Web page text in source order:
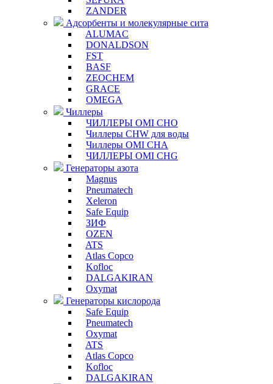
ZANDER
Адсорбенты и молекулярные сита
ALUMAC
DONALDSON
FST
BASF
ZEOCHEM
GRACE
OMEGA
Чиллеры
ЧИЛЛЕРЫ OMI CHO
Чиллеры CHW для воды
Чиллеры OMI CHA
ЧИЛЛЕРЫ OMI CHG
Генераторы азота
Magnus
Pneumatech
Xeleron
Safe Equip
ЗИФ
OZEN
ATS
Atlas Copco
Kofloc
DALGAKIRAN
Oxymat
Генераторы кислорода
Safe Equip
Pneumatech
Oxymat
ATS
Atlas Copco
Kofloc
DALGAKIRAN